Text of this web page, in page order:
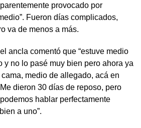
provocado por
Fueron días complicados,
va de menos a más.
ancla comentó que “estuve medio
y no lo pasé muy bien pero ahora ya
medio de allegado, acá en
dieron 30 días de reposo, pero
hablar perfectamente
a uno”.